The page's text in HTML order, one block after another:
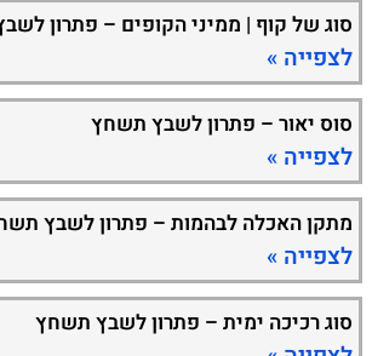
סוג של קוף | ממיני הקופים – פתרון
לצפייה »
סוס יאור – פתרון לשבץ תשחץ
לצפייה »
מתקן האכלה לבהמות – פתרון לשבץ
לצפייה »
סוג רכיכה ימית – פתרון לשבץ תשחץ